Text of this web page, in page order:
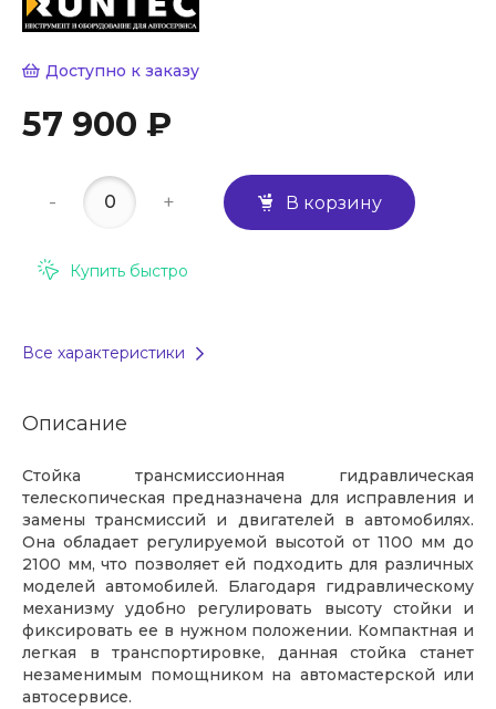
Доступно к заказу
57 900 ₽
- + В корзину
Купить быстро
Все характеристики
Описание
Стойка трансмиссионная гидравлическая
телескопическая предназначена для исправления и
замены трансмиссий и двигателей в автомобилях.
Она обладает регулируемой высотой от 1100 мм до
2100 мм, что позволяет ей подходить для различных
моделей автомобилей. Благодаря гидравлическому
механизму удобно регулировать высоту стойки и
фиксировать ее в нужном положении. Компактная и
легкая в транспортировке, данная стойка станет
незаменимым помощником на автомастерской или
автосервисе.